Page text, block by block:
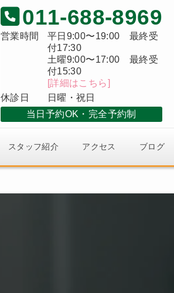
011-688-8969
営業時間
平日9:00〜19:00 最終受
付17:30
土曜9:00〜17:00 最終受
付15:30
[詳細はこちら]
休診日
日曜・祝日
当日予約OK
完全予約制
スタッフ紹介 アクセス ブログ